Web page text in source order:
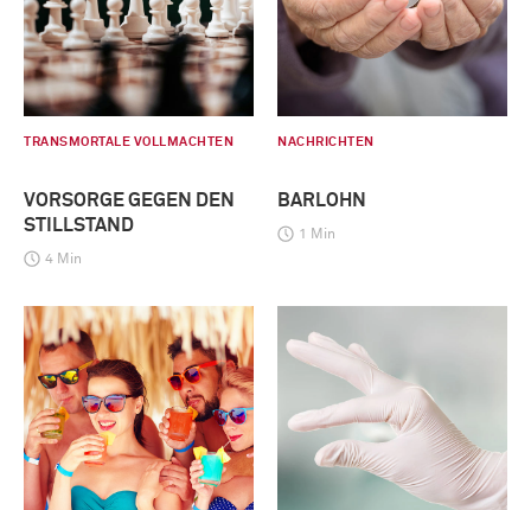
TRANSMORTALE VOLLMACHTEN
VORSORGE GEGEN DEN
STILLSTAND
4 Min
NACHRICHTEN
BARLOHN
1 Min